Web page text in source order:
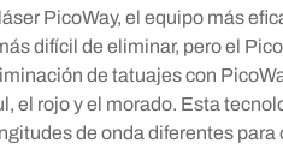
PicoWay, el equipo más
difícil de eliminar, pero el
de tatuajes con
el rojo y el morado. Esta
de onda diferentes